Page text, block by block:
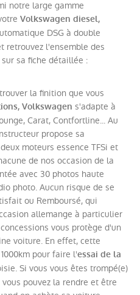
notre large gamme
Volkswagen diesel,
DSG à double
retrouvez l'ensemble des
sa fiche détaillée :
la finition que vous
Volkswagen s'adapte à
Carat, Contfortline... Au
propose sa
moteurs essence TFSi et
de nos occasion de la
avec 30 photos haute
photo. Aucun risque de se
ou Remboursé, qui
allemange à particulier
vous protège d'un
voiture. En effet, cette
pour faire l'essai de la
Si vous vous êtes trompé(e)
pouvez la rendre et être